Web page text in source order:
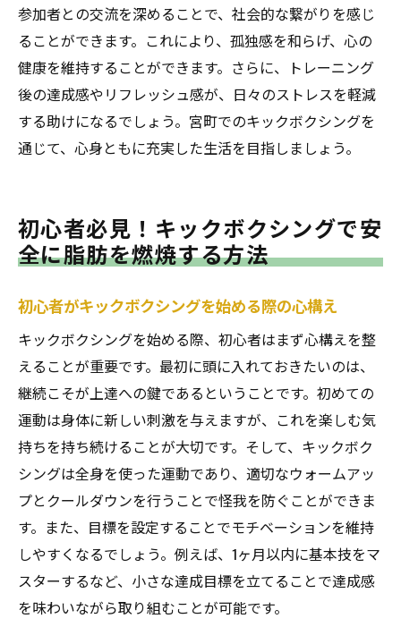
参加者との交流を深めることで、社会的な繋がりを感じ
ることができます。これにより、孤独感を和らげ、心の
健康を維持することができます。さらに、トレーニング
後の達成感やリフレッシュ感が、日々のストレスを軽減
する助けになるでしょう。宮町でのキックボクシングを
通じて、心身ともに充実した生活を目指しましょう。
初心者必見！キックボクシングで安
全に脂肪を燃焼する方法
初心者がキックボクシングを始める際の心構え
キックボクシングを始める際、初心者はまず心構えを整
えることが重要です。最初に頭に入れておきたいのは、
継続こそが上達への鍵であるということです。初めての
運動は身体に新しい刺激を与えますが、これを楽しむ気
持ちを持ち続けることが大切です。そして、キックボク
シングは全身を使った運動であり、適切なウォームアッ
プとクールダウンを行うことで怪我を防ぐことができま
す。また、目標を設定することでモチベーションを維持
しやすくなるでしょう。例えば、1ヶ月以内に基本技をマ
スターするなど、小さな達成目標を立てることで達成感
を味わいながら取り組むことが可能です。